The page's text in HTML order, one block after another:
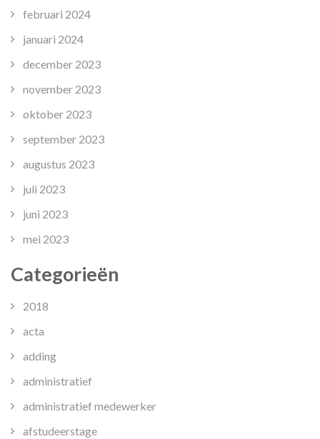
februari 2024
januari 2024
december 2023
november 2023
oktober 2023
september 2023
augustus 2023
juli 2023
juni 2023
mei 2023
Categorieën
2018
acta
adding
administratief
administratief medewerker
afstudeerstage